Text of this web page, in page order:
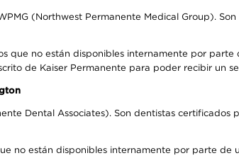
(Northwest Permanente Medical Group).
que no están disponibles internamente por
de Kaiser Permanente para poder recibir un
Dental Associates). Son dentistas
no están disponibles internamente por parte